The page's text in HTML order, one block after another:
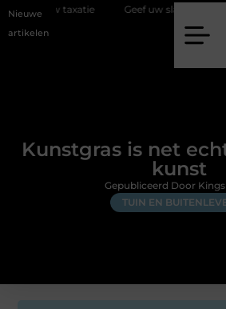
Nieuwe
artikelen
Geef uw slaapkamer een upgrade
Kunstgras is net
kunst
TUIN EN
Gepubliceerd Door